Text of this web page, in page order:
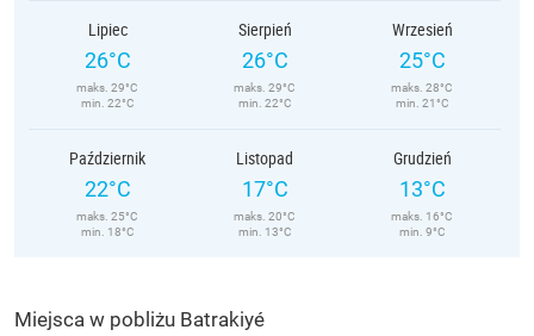
Lipiec
26°C
maks. 29°C
min. 22°C
Sierpień
26°C
maks. 29°C
min. 22°C
Wrzesień
25°C
maks. 28°C
min. 21°C
Październik
22°C
maks. 25°C
min. 18°C
Listopad
17°C
maks. 20°C
min. 13°C
Grudzień
13°C
maks. 16°C
min. 9°C
Miejsca w pobliżu Batrakiyé